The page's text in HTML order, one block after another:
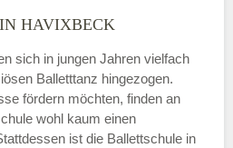
—
HINZUFÜGEN
HAVIXBECK
sich in jungen Jahren vielfach
Balletttanz hingezogen.
fördern möchten, finden an
wohl kaum einen
ist die Ballettschule in